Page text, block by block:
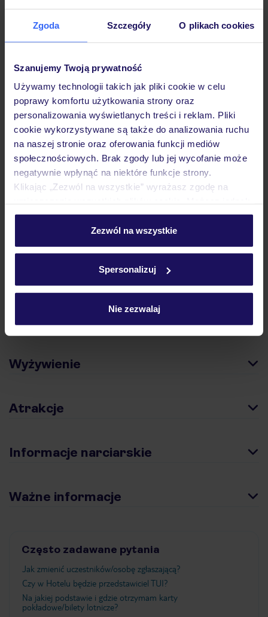
Zgoda Szczegóły O plikach cookies
Szanujemy Twoją prywatność
Używamy technologii takich jak pliki cookie w celu
poprawy komfortu użytkowania strony oraz
personalizowania wyświetlanych treści i reklam. Pliki
cookie wykorzystywane są także do analizowania ruchu
na naszej stronie oraz oferowania funkcji mediów
społecznościowych. Brak zgody lub jej wycofanie może
negatywnie wpłynąć na niektóre funkcje strony.
Klikając „Zezwól na wszystkie” wyrażasz zgodę na
personalizować swój wybór wchodząc w zakładkę
Szczegółowe informacje o plikach cookie znajdziesz
Zezwól na wszystkie
Spersonalizuj
Nie zezwalaj
Dane Mondial Assistance
Sprawdź szczegóły
Dlaczego warto wybrać TUI?
Lider niskich cen
Największe biuro
30 lat w
Wyżywienie
Atrakcje
Informacje narciarskie
Ważne informacje
Często zadawane pytania
Jak zmienić uczestników/osobę zgłaszającą?
Czy w Hotelu będzie przedstawiciel TUI?
Na jakiej podstawie i gdzie otrzymam karty
pokładowe/bilety lotnicze?